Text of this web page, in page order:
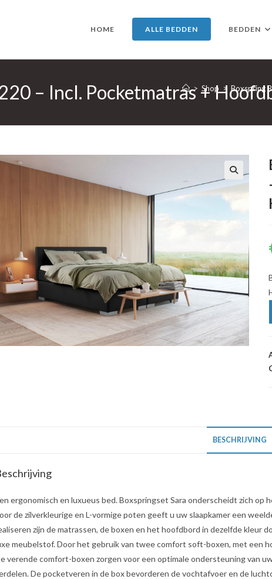
HOME ALLE BEDDEN BEDDEN
– Incl. Pocketmatras +
> Shop > Boxspring
🔍
BESCHRIJVING
ergonomisch en luxueus bed. Boxspringset Sara onderscheidt zich
de zilverkleurige en L-vormige poten geeft u uw slaapkamer een
zijn de matrassen, de boxen en het hoofdbord in dezelfde kleur
meubelstof. Door het gebruik van twee comfort soft-boxen, met een
verende comfort-boxen zorgen voor een optimale ondersteuning van
De pocketveren in de box bevorderen de vochtafvoer en de